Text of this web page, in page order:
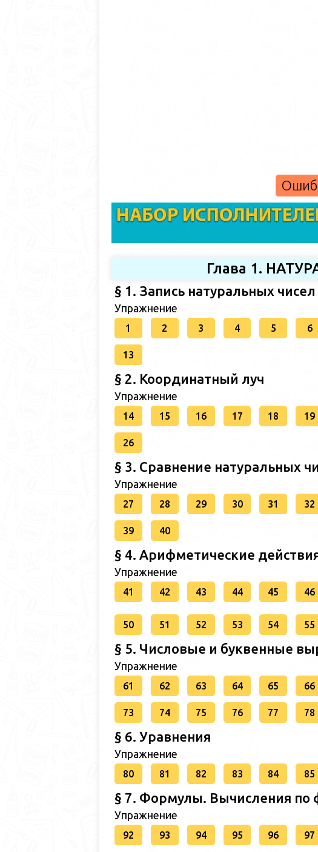
Глава 1.
§ 1. Запись натуральных чисел
Упражнение
1 2 3 4 5 6
13
§ 2. Координатный луч
Упражнение
14 15 16 17 18 19
26
§ 3. Сравнение натуральных
Упражнение
27 28 29 30 31 32
39 40
§ 4. Арифметические
Упражнение
41 42 43 44 45 46
50 51 52 53 54 55
§ 5. Числовые и буквенные
Упражнение
61 62 63 64 65 66
73 74 75 76 77 78
§ 6. Уравнения
Упражнение
80 81 82 83 84 85
§ 7. Формулы. Вычисления по
Упражнение
92 93 94 95 96 97